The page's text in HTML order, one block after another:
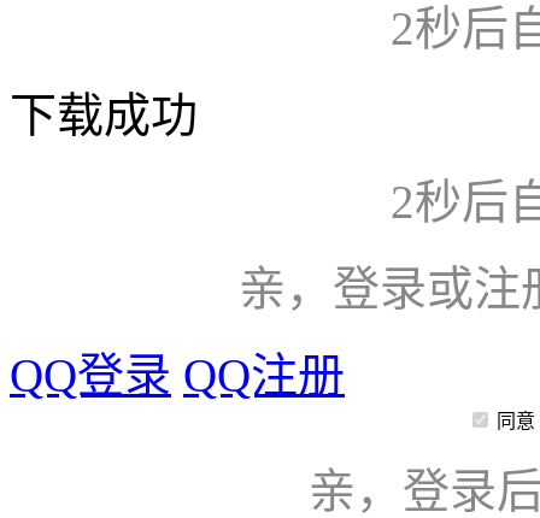
2秒后
下载成功
2秒后
亲，登录或注
QQ登录 QQ注册
同意
亲，登录